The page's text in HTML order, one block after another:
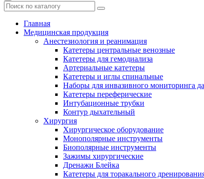
Поиск
по
каталогуГлавная
Медицинская продукция
Анестезиология и реанимация
Катетеры центральные венозные
Катетеры для гемодиализа
Артериальные катетеры
Катетеры и иглы спинальные
Наборы для инвазивного мониторинга
Катетеры переферические
Интубационные трубки
Контур дыхательный
Хирургия
Хирургическое оборудование
Монополярные инструменты
Биополярные инструменты
Зажимы хирургические
Дренажи Блейка
Катетеры для торакального